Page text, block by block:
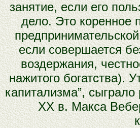
занятие, если его
дело. Это коренное
если совершается
воздержания,
нажитого богатства).
капитализма”,
XX в. Макса